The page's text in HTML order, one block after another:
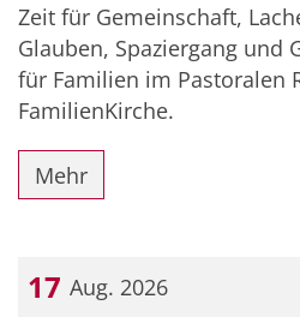
Zeit für Gemeinschaft,
Glauben, Spaziergang und
für Familien im Pastoralen
FamilienKirche.
Mehr
17 Aug. 2026